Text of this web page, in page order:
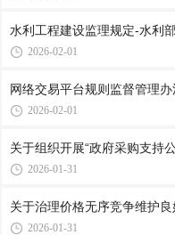
水利工程建设监理规定-水利
2026-02-01
网络交易平台规则监督管理
2026-02-01
关于组织开展“政府采购支持
2026-01-31
关于治理价格无序竞争维护
2026-01-31